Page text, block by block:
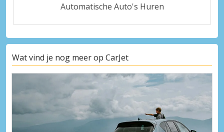
Automatische Auto's Huren
Wat vind je nog meer op CarJet